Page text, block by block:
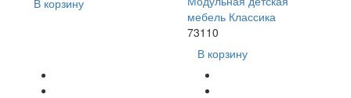
мебель Классика
73110
В корзину